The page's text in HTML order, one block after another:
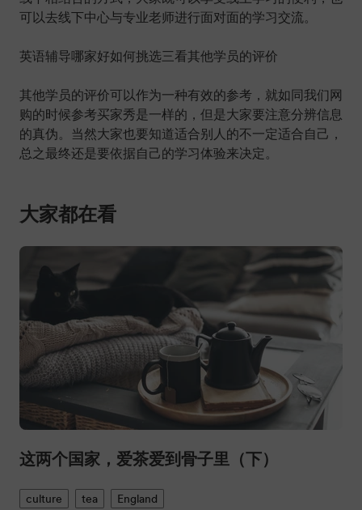
可以去线下中心与专业老师进行面对面的学习交流。
英语辅导哪家好如何挑选三看其他学员的评价
其他学员的评价可以作为一种有效的参考，就如同我们网
购的时候参考买家秀是一样的，但是大家要注意分辨信息
的真伪。当然大家也要知道适合别人的不一定适合自己，
总之最终还是要依据自己的学习体验来决定。
大家都在看
这两个国家，爱茶爱到骨子里（下）
culture tea England